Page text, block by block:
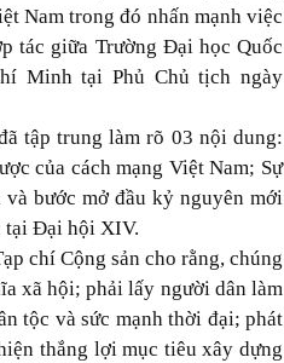
Nam trong đó nhấn mạnh việc
tác giữa Trường Đại học Quốc
Minh tại Phủ Chủ tịch ngày
tập trung làm rõ 03 nội dung:
của cách mạng Việt Nam; Sự
bước mở đầu kỷ nguyên mới
tại Đại hội XIV.
chí Cộng sản cho rằng, chúng
xã hội; phải lấy người dân làm
tộc và sức mạnh thời đại; phát
thắng lợi mục tiêu xây dựng